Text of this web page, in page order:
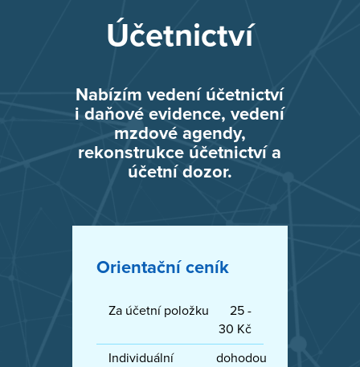
Účetnictví
Nabízím vedení účetnictví
i daňové evidence, vedení
mzdové agendy,
rekonstrukce účetnictví a
účetní dozor.
Orientační ceník
Za účetní položku
25 -
30 Kč
Individuální
dohodou